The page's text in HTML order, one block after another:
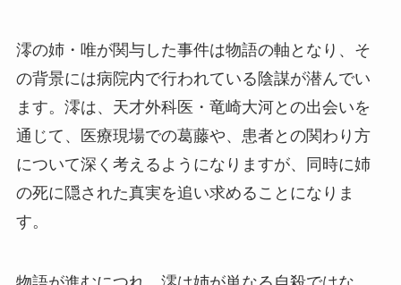
澪の姉・唯が関与した事件は物語の軸となり、そ
の背景には病院内で行われている陰謀が潜んでい
ます。澪は、天才外科医・竜崎大河との出会いを
通じて、医療現場での葛藤や、患者との関わり方
について深く考えるようになりますが、同時に姉
の死に隠された真実を追い求めることになりま
す。